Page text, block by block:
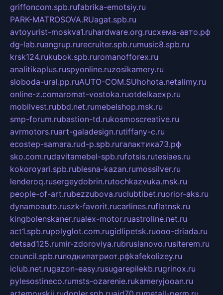
griffoncom.spb.rufabrika-emotsiy.ru
PARK-MATROSOVA.RUagat.spb.ru
avtoyurist-moskva1.ruhardware.org.ruсхема-авто.рф
dg-lab.ruangrup.rurecruiter.spb.rumusic8.spb.ru
krsk124.rukubok.spb.ruromanofforex.ru
analitikaplus.ruspyonline.ruzosikamery.ru
sloboda-ural.pp.ruAUTO-COM.SUhohota.netalimy.ru
online-z.comaromat-vostoka.ruotdelkaexp.ru
mobilvest.rubbd.net.rumebelshop.msk.ru
smp-forum.rubastion-td.rukosmoscreative.ru
avrmotors.ruart-galadesign.rutiffany-c.ru
ecostep-samara.rud-p.spb.ruгалактика73.рф
sko.com.rudavitamebel-spb.rufotsis.rutesiaes.ru
kokoroyari.spb.rublesna-kazan.rumossilver.ru
lenderoq.rusergeydobrin.rutochkazvuka.msk.ru
people-of-art.rubezzubova.ruclubtibet.ruorior-aks.ru
dynamoauto.ruszk-favorit.rucarlines.ruflatnsk.ru
kingbolenskaner.rualex-motor.ruastroline.net.ru
act1.spb.rupolyglot.com.rugidlipetsk.ruooo-driada.ru
detsad125.rumir-zdoroviya.rubruslanovo.rusiterem.ru
council.spb.ruлодкипатриот.рфkafekolizey.ru
iclub.net.rugazon-easy.rusugarepilekb.rugrinox.ru
pylesostineco.rumsts-ozarenie.rukameryjooan.ru